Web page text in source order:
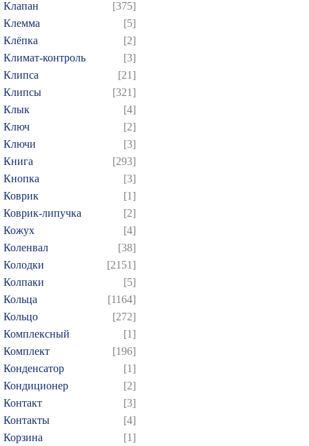
Клапан
[375]
Клемма
[5]
Клёпка
[2]
Климат-контроль
[3]
Клипса
[21]
Клипсы
[321]
Клык
[4]
Ключ
[2]
Ключи
[3]
Книга
[293]
Кнопка
[3]
Коврик
[1]
Коврик-липучка
[2]
Кожух
[4]
Коленвал
[38]
Колодки
[2151]
Колпаки
[5]
Кольца
[1164]
Кольцо
[272]
Комплексный
[1]
Комплект
[196]
Конденсатор
[1]
Кондиционер
[2]
Контакт
[3]
Контакты
[4]
Корзина
[1]